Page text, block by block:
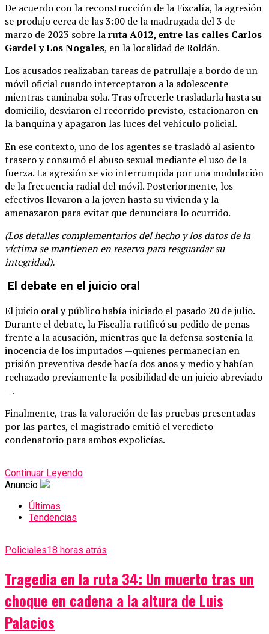
De acuerdo con la reconstrucción de la Fiscalía, la agresión
se produjo cerca de las 3:00 de la madrugada del 3 de
marzo de 2023 sobre laruta A012, entre las calles Carlos
Gardel y Los Nogales, en la localidad de Roldán.
Los acusados realizaban tareas de patrullaje a bordo de un
móvil oficial cuando interceptaron a la adolescente
mientras caminaba sola. Tras ofrecerle trasladarla hasta su
domicilio, desviaron el recorrido previsto, estacionaron en
la banquina y apagaron las luces del vehículo policial.
En ese contexto, uno de los agentes se trasladó al asiento
trasero y consumó el abuso sexual mediante el uso de la
fuerza. La agresión se vio interrumpida por una modulación
de la frecuencia radial del móvil. Posteriormente, los
efectivos llevaron a la joven hasta su vivienda y la
amenazaron para evitar que denunciara lo ocurrido.
(Los detalles complementarios del hecho y los datos de la
víctima se mantienen en reserva para resguardar su
integridad).
El debate en el juicio oral
El juicio oral y público había iniciado el pasado 20 de julio.
Durante el debate, la Fiscalía ratificó su pedido de penas
frente a la acusación, mientras que la defensa sostenía la
inocencia de los imputados —quienes permanecían en
prisión preventiva desde hacía dos años y medio y habían
rechazado previamente la posibilidad de un juicio abreviado
—.
Finalmente, tras la valoración de las pruebas presentadas
por las partes, el magistrado emitió el veredicto
condenatorio para ambos expolicías.
Continuar Leyendo
Anuncio
Últimas
Tendencias
Policiales18 horas atrás
Tragedia en la ruta 34: Un muerto tras un
choque en cadena a la altura de Luis
Palacios